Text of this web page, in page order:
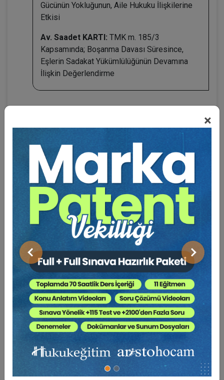
×
Önceki Sonraki
Gücünün Yokluğunun, Aile Hukuku İlişkilerine
Etkisi
Av. Saadet KARTI: TMK m. 185/3
Kapsamında; Boşanma Davası Süresince,
Eşlerin Sadakat Yükümlülüğünün Devamına
İlişkin Değerlendirme
BENZER VIDEO EĞITIMLER
Video Eğitim Abonesi Ol: Sadece 5490 TL / Yıllık
Hukuk Eğitim